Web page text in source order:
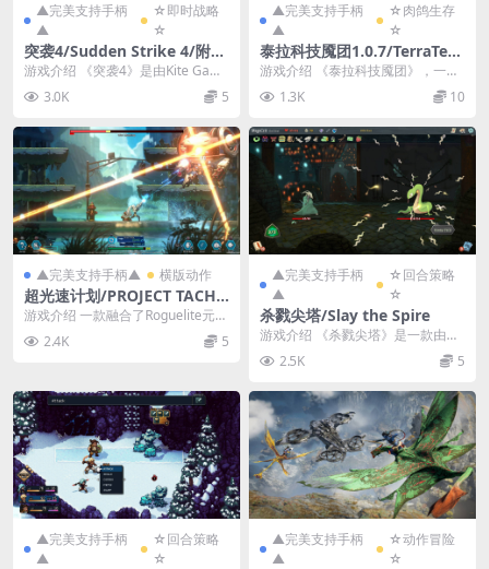
▲完美支持手柄
▲
☆即时战略
☆
突袭4/Sudden Strike 4/附历
代合集
游戏介绍 《突袭4》是由Kite Game
3.0K 5
▲完美支持手柄
▲
☆肉鸽生存
☆
泰拉科技魇团1.0.7/TerraTech
Legion
游戏介绍 《泰拉科技魇团》，一款
混乱爽快的“弹幕射击”建造游戏。自
由拼装模块化终...
1.3K 10
▲完美支持手柄▲ 横版动作
超光速计划/PROJECT TACHY
ON
游戏介绍 一款融合了Roguelite元
戏！与主角西...
2.4K 5
▲完美支持手柄
▲
☆回合策略
☆
杀戮尖塔/Slay the Spire
游戏介绍 《杀戮尖塔》是一款由M
ega Crit Games制作发行的结合了
卡牌...
2.5K 5
▲完美支持手柄
▲
☆回合策略
☆
▲完美支持手柄
▲
☆动作冒险
☆